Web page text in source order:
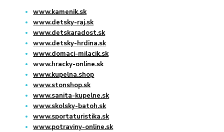
www.kamenik.sk
www.detsky-raj.sk
www.detskaradost.sk
www.detsky-hrdina.sk
www.domaci-milacik.sk
www.hracky-online.sk
www.kupelna.shop
www.stonshop.sk
www.sanita-kupelne.sk
www.skolsky-batoh.sk
www.sportaturistika.sk
www.potraviny-online.sk